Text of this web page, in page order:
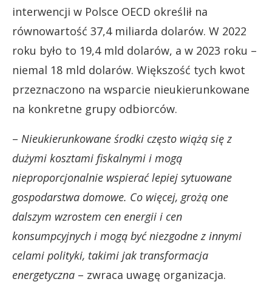
interwencji w Polsce OECD określił na
równowartość 37,4 miliarda dolarów. W 2022
roku było to 19,4 mld dolarów, a w 2023 roku –
niemal 18 mld dolarów. Większość tych kwot
przeznaczono na wsparcie nieukierunkowane
na konkretne grupy odbiorców.
– Nieukierunkowane środki często wiążą się z
dużymi kosztami fiskalnymi i mogą
nieproporcjonalnie wspierać lepiej sytuowane
gospodarstwa domowe. Co więcej, grożą one
dalszym wzrostem cen energii i cen
konsumpcyjnych i mogą być niezgodne z innymi
celami polityki, takimi jak transformacja
energetyczna – zwraca uwagę organizacja.